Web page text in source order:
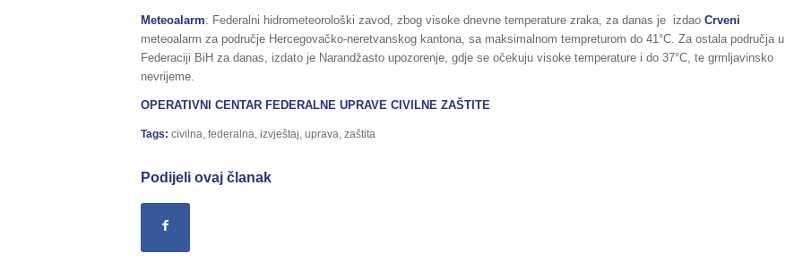
Meteoalarm: Federalni hidrometeorološki zavod, zbog visoke dnevne temperature zraka, za danas je izdao Crveni
meteoalarm za područje Hercegovačko-neretvanskog kantona, sa maksimalnom tempreturom do 41°C. Za ostala područja u
Federaciji BiH za danas, izdato je Narandžasto upozorenje, gdje se očekuju visoke temperature i do 37°C, te grmljavinsko
nevrijeme.
OPERATIVNI CENTAR FEDERALNE UPRAVE CIVILNE ZAŠTITE
Tags: civilna federalna izvještaj uprava zaštita
Podijeli ovaj članak